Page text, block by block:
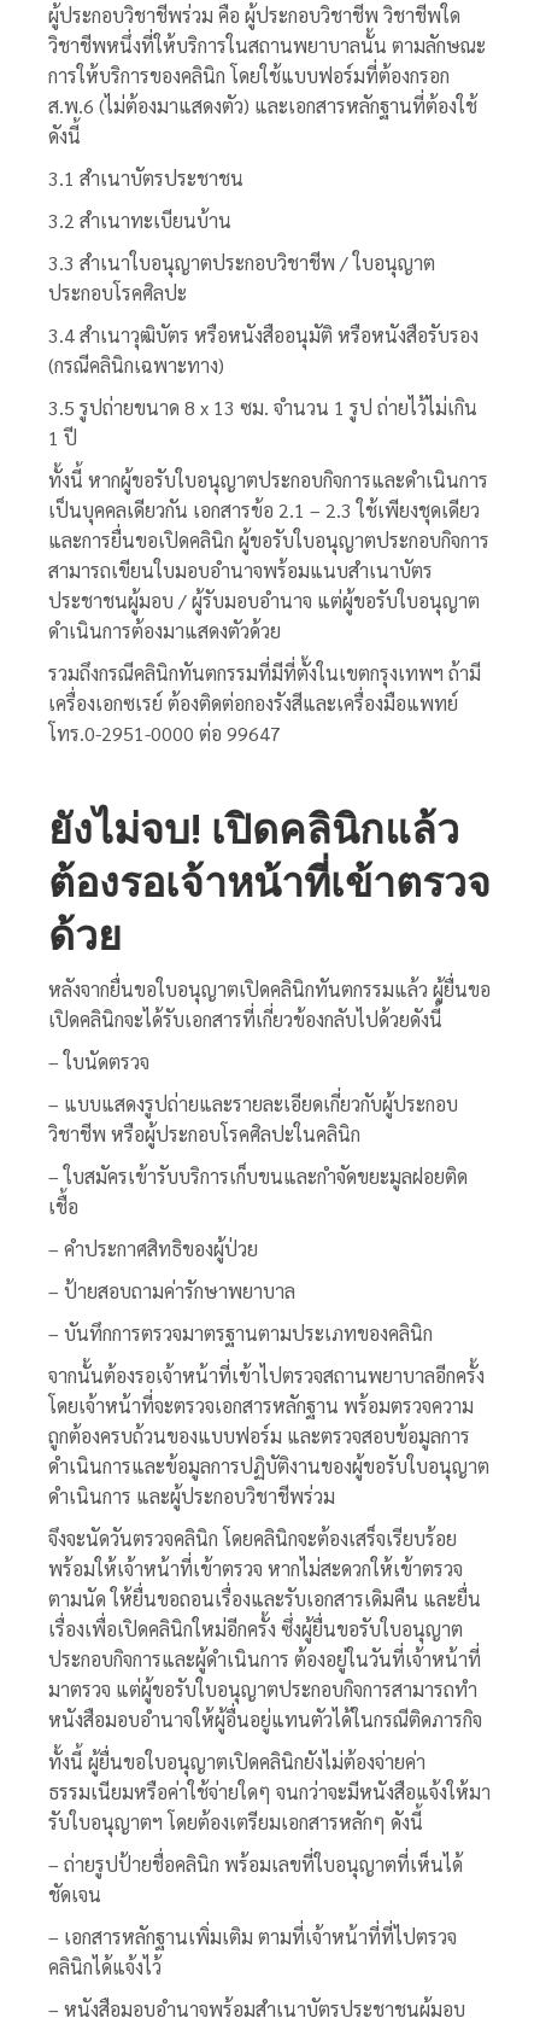
ผู้ประกอบวิชาชีพร่วม คือ ผู้ประกอบวิชาชีพ วิชาชีพใด
วิชาชีพหนึ่งที่ให้บริการในสถานพยาบาลนั้น ตามลักษณะ
การให้บริการของคลินิก โดยใช้แบบฟอร์มที่ต้องกรอก
ส.พ.6 (ไม่ต้องมาแสดงตัว) และเอกสารหลักฐานที่ต้องใช้
ดังนี้
3.1 สำเนาบัตรประชาชน
3.2 สำเนาทะเบียนบ้าน
3.3 สำเนาใบอนุญาตประกอบวิชาชีพ / ใบอนุญาต
ประกอบโรคศิลปะ
3.4 สำเนาวุฒิบัตร หรือหนังสืออนุมัติ หรือหนังสือรับรอง
(กรณีคลินิกเฉพาะทาง)
3.5 รูปถ่ายขนาด 8 x 13 ซม. จำนวน 1 รูป ถ่ายไว้ไม่เกิน
1 ปี
ทั้งนี้ หากผู้ขอรับใบอนุญาตประกอบกิจการและดำเนินการ
เป็นบุคคลเดียวกัน เอกสารข้อ 2.1 – 2.3 ใช้เพียงชุดเดียว
และการยื่นขอเปิดคลินิก ผู้ขอรับใบอนุญาตประกอบกิจการ
สามารถเขียนใบมอบอำนาจพร้อมแนบสำเนาบัตร
ประชาชนผู้มอบ / ผู้รับมอบอำนาจ แต่ผู้ขอรับใบอนุญาต
ดำเนินการต้องมาแสดงตัวด้วย
รวมถึงกรณีคลินิกทันตกรรมที่มีที่ตั้งในเขตกรุงเทพฯ ถ้ามี
เครื่องเอกซเรย์ ต้องติดต่อกองรังสีและเครื่องมือแพทย์
โทร.0-2951-0000 ต่อ 99647
ยังไม่จบ! เปิดคลินิกแล้ว
ต้องรอเจ้าหน้าที่เข้าตรวจ
ด้วย
หลังจากยื่นขอใบอนุญาตเปิดคลินิกทันตกรรมแล้ว ผู้ยื่นขอ
เปิดคลินิกจะได้รับเอกสารที่เกี่ยวข้องกลับไปด้วยดังนี้
– ใบนัดตรวจ
– แบบแสดงรูปถ่ายและรายละเอียดเกี่ยวกับผู้ประกอบ
วิชาชีพ หรือผู้ประกอบโรคศิลปะในคลินิก
– ใบสมัครเข้ารับบริการเก็บขนและกำจัดขยะมูลฝอยติด
เชื้อ
– คำประกาศสิทธิของผู้ป่วย
– ป้ายสอบถามค่ารักษาพยาบาล
– บันทึกการตรวจมาตรฐานตามประเภทของคลินิก
จากนั้นต้องรอเจ้าหน้าที่เข้าไปตรวจสถานพยาบาลอีกครั้ง
โดยเจ้าหน้าที่จะตรวจเอกสารหลักฐาน พร้อมตรวจความ
ถูกต้องครบถ้วนของแบบฟอร์ม และตรวจสอบข้อมูลการ
ดำเนินการและข้อมูลการปฏิบัติงานของผู้ขอรับใบอนุญาต
ดำเนินการ และผู้ประกอบวิชาชีพร่วม
จึงจะนัดวันตรวจคลินิก โดยคลินิกจะต้องเสร็จเรียบร้อย
พร้อมให้เจ้าหน้าที่เข้าตรวจ หากไม่สะดวกให้เข้าตรวจ
ตามนัด ให้ยื่นขอถอนเรื่องและรับเอกสารเดิมคืน และยื่น
เรื่องเพื่อเปิดคลินิกใหม่อีกครั้ง ซึ่งผู้ยื่นขอรับใบอนุญาต
ประกอบกิจการและผู้ดำเนินการ ต้องอยู่ในวันที่เจ้าหน้าที่
มาตรวจ แต่ผู้ขอรับใบอนุญาตประกอบกิจการสามารถทำ
หนังสือมอบอำนาจให้ผู้อื่นอยู่แทนตัวได้ในกรณีติดภารกิจ
ทั้งนี้ ผู้ยื่นขอใบอนุญาตเปิดคลินิกยังไม่ต้องจ่ายค่า
ธรรมเนียมหรือค่าใช้จ่ายใดๆ จนกว่าจะมีหนังสือแจ้งให้มา
รับใบอนุญาตฯ โดยต้องเตรียมเอกสารหลักๆ ดังนี้
– ถ่ายรูปป้ายชื่อคลินิก พร้อมเลขที่ใบอนุญาตที่เห็นได้
ชัดเจน
– เอกสารหลักฐานเพิ่มเติม ตามที่เจ้าหน้าที่ที่ไปตรวจ
คลินิกได้แจ้งไว้
– หนังสือมอบอำนาจพร้อมสำเนาบัตรประชาชนผู้มอบ